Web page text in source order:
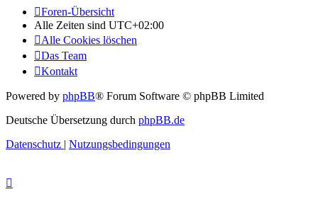
Foren-Übersicht
Alle Zeiten sind UTC+02:00
Alle Cookies löschen
Das Team
Kontakt
Powered by phpBB® Forum Software © phpBB Limited
Deutsche Übersetzung durch phpBB.de
Datenschutz | Nutzungsbedingungen